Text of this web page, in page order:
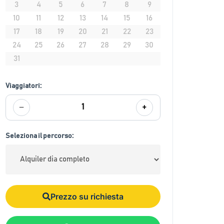
3 4 5 6 7 8
9
10
11 12 13 14 15
16
17
18 19 20 21 22
23
24
25 26 27 28 29
30
31
Viaggiatori:
− 1 +
Seleziona il percorso:
Prezzo su richiesta